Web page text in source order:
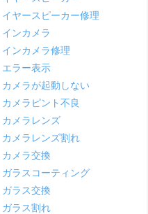
イヤースピーカー修理
インカメラ
インカメラ修理
エラー表示
カメラが起動しない
カメラピント不良
カメラレンズ
カメラレンズ割れ
カメラ交換
ガラスコーティング
ガラス交換
ガラス割れ